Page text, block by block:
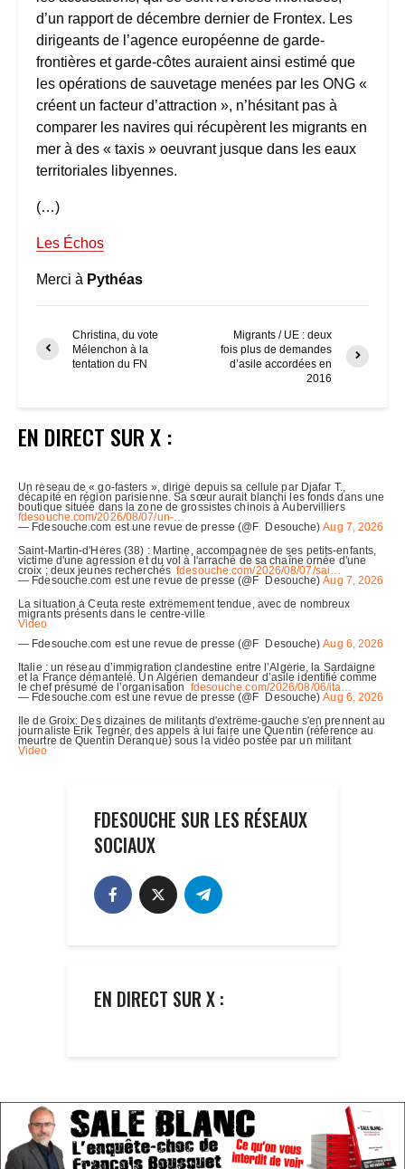
d’un rapport de décembre dernier de Frontex. Les
dirigeants de l’agence européenne de garde-
frontières et garde-côtes auraient ainsi estimé que
les opérations de sauvetage menées par les ONG «
créent un facteur d’attraction », n’hésitant pas à
comparer les navires qui récupèrent les migrants en
mer à des « taxis » oeuvrant jusque dans les eaux
territoriales libyennes.
(…)
Les Échos
Merci à Pythéas
Christina, du vote
Mélenchon à la
tentation du FN
Migrants / UE : deux
fois plus de demandes
d’asile accordées en
2016
EN DIRECT SUR X :
FDESOUCHE SUR LES RÉSEAUX
SOCIAUX
EN DIRECT SUR X :